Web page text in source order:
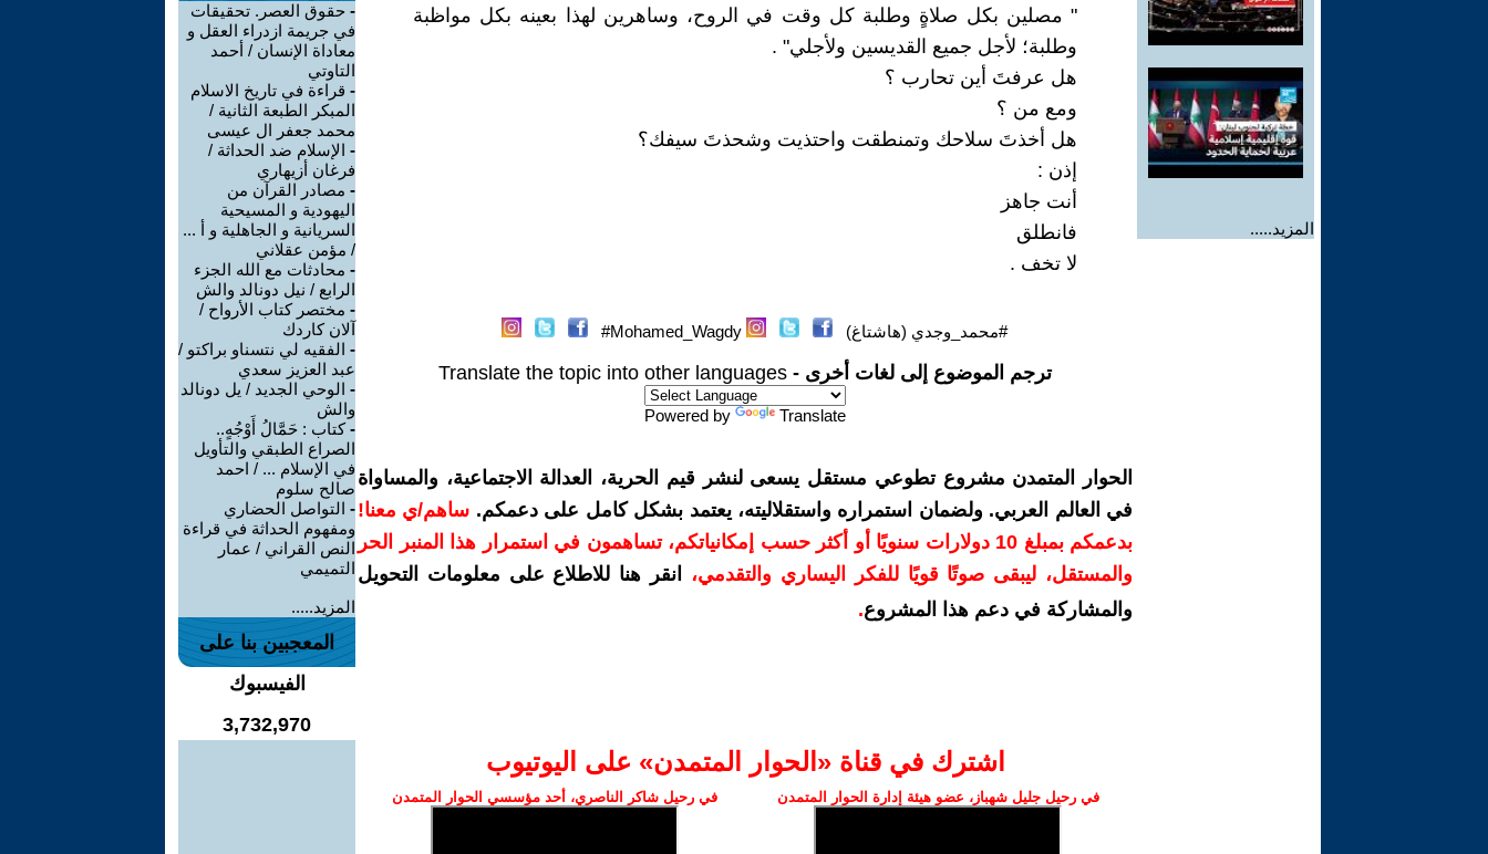
المزيد.....
" مصلين بكل صلاةٍ وطلبة كل وقت في الروح، وساهرين لهذا بعينه بكل مواظبة
وطلبة؛ لأجل جميع القديسين ولأجلي" .
هل عرفتَ أين تحارب ؟
ومع من ؟
هل أخذتَ سلاحك وتمنطقت واحتذيت وشحذتَ سيفك؟
إذن :
أنت جاهز
فانطلق
لا تخف .
#محمد_وجدي (هاشتاغ) Mohamed_Wagdy#
ترجم الموضوع إلى لغات أخرى - Translate the topic into other languages
Powered by Translate
الحوار المتمدن مشروع تطوعي مستقل يسعى لنشر قيم الحرية، العدالة الاجتماعية، والمساواة
في العالم العربي. ولضمان استمراره واستقلاليته، يعتمد بشكل كامل على دعمكم. ساهم/ي معنا!
بدعمكم بمبلغ 10 دولارات سنويًا أو أكثر حسب إمكانياتكم، تساهمون في استمرار هذا المنبر الحر
والمستقل، ليبقى صوتًا قويًا للفكر اليساري والتقدمي،
انقر هنا للاطلاع على معلومات التحويل
والمشاركة في دعم هذا المشروع.
اشترك في قناة ‫«الحوار المتمدن» على اليوتيوب
في رحيل جليل شهباز، عضو هيئة إدارة الحوار المتمدن في رحيل شاكر الناصري، أحد مؤسسي الحوار المتمدن
- حقوق العصر. تحقيقات
في جريمة ازدراء العقل و
معاداة الإنسان / أحمد
التاوتي
- قراءة في تاريخ الاسلام
المبكر الطبعة الثانية /
محمد جعفر ال عيسى
- الإسلام ضد الحداثة /
فرغان أزيهاري
- مصادر القرآن من
اليهودية و المسيحية
السريانية و الجاهلية و أ ...
/ مؤمن عقلاني
- محادثات مع الله الجزء
الرابع / نيل دونالد والش
- مختصر كتاب الأرواح /
آلان كاردك
- الفقيه لي نتسناو براكتو /
عبد العزيز سعدي
- الوحي الجديد / يل دونالد
والش
-كتاب : حَمَّالُ أَوْجُهٍ..
الصراع الطبقي والتأويل
في الإسلام ... / احمد
صالح سلوم
- التواصل الحضاري
ومفهوم الحداثة في قراءة
النص القراني / عمار
التميمي
المزيد.....
المعجبين بنا على
الفيسبوك
3,732,970